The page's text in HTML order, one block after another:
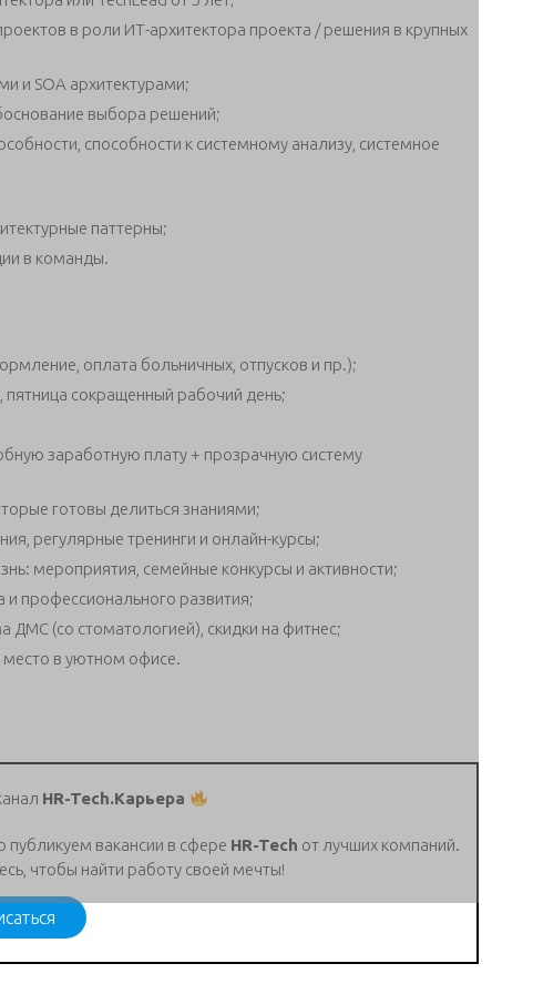
в роли ИТ-архитектора проекта / решения в крупных
и SOA архитектурами;
выбора решений;
способности к системному анализу, системное
паттерны;
в команды.
оплата больничных, отпусков и пр.);
пятница сокращенный рабочий день;
заработную плату + прозрачную систему
готовы делиться знаниями;
регулярные тренинги и онлайн-курсы;
мероприятия, семейные конкурсы и активности;
профессионального развития;
(со стоматологией), скидки на фитнес;
в уютном офисе.
HR-Tech.Карьера
публикуем вакансии в сфере HR-Tech от лучших компаний.
чтобы найти работу своей мечты!